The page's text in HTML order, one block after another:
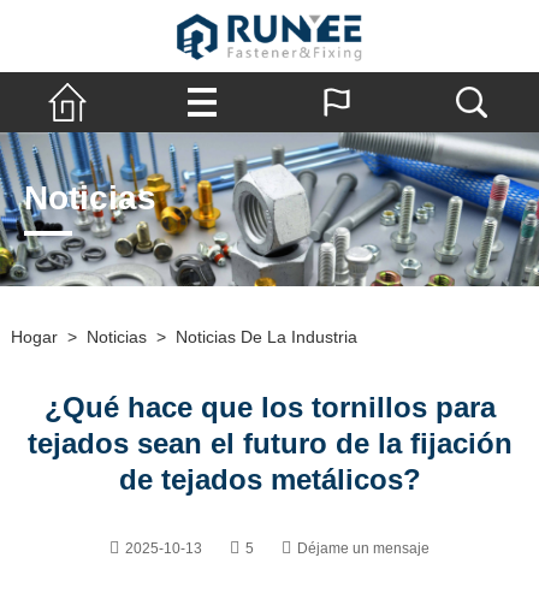
Noticias
Hogar > Noticias > Noticias De La Industria
¿Qué hace que los tornillos para
tejados sean el futuro de la fijación
de tejados metálicos?
2025-10-13 5 Déjame un mensaje